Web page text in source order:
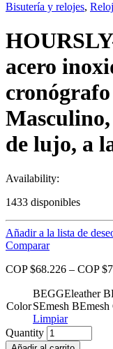
Bisutería y relojes,
acero
de lujo, a
Availability:
1433 disponibles
Añadir a la lista de
Comparar
COP $68.226 – COP $
Color
BEGGEleather
SEmesh BEmesh
Limpiar
Quantity